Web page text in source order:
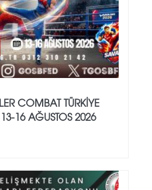
COMBAT TÜRKİYE
16 AĞUSTOS 2026